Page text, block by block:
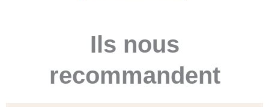
Ils nous
recommandent